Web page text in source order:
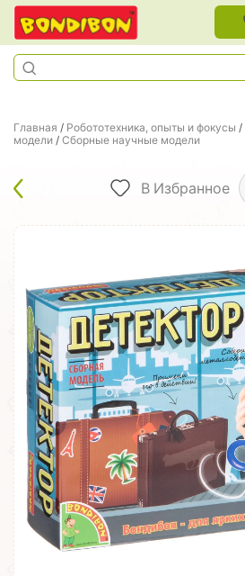
Главная / Робототехника, опыты и фокусы /
модели / Сборные научные модели
В Избранное